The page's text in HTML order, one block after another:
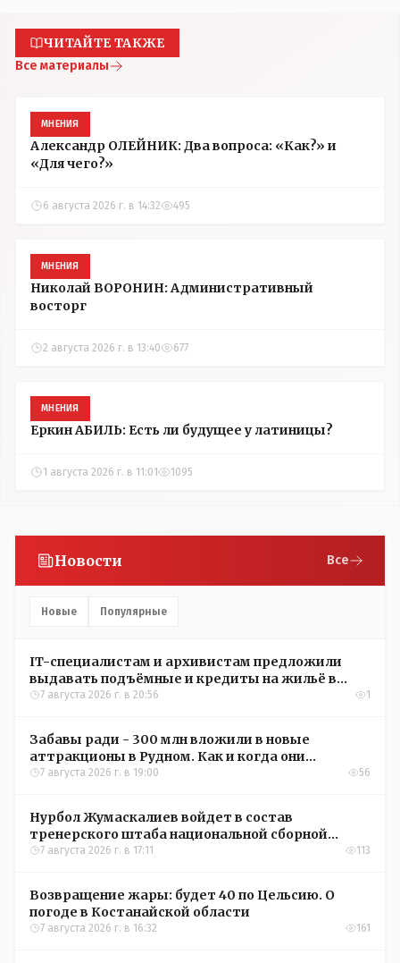
ЧИТАЙТЕ ТАКЖЕ
Все материалы
МНЕНИЯ
Александр ОЛЕЙНИК: Два вопроса: «Как?» и
«Для чего?»
6 августа 2026 г. в 14:32 495
МНЕНИЯ
Николай ВОРОНИН: Административный
восторг
2 августа 2026 г. в 13:40 677
МНЕНИЯ
Еркин АБИЛЬ: Есть ли будущее у латиницы?
1 августа 2026 г. в 11:01 1095
Новости Все
Новые Популярные
IT-специалистам и архивистам предложили
выдавать подъёмные и кредиты на жильё в
сёлах Казахстана
7 августа 2026 г. в 20:56 1
Забавы ради - 300 млн вложили в новые
аттракционы в Рудном. Как и когда они
окупятся?
7 августа 2026 г. в 19:00 56
Нурбол Жумаскалиев войдет в состав
тренерского штаба национальной сборной
Казахстана по футболу
7 августа 2026 г. в 17:11 113
Возвращение жары: будет 40 по Цельсию. О
погоде в Костанайской области
7 августа 2026 г. в 16:32 161